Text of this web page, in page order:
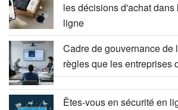
les décisions d'achat dans
ligne
Cadre de gouvernance de
règles que les entreprises
Êtes-vous en sécurité en